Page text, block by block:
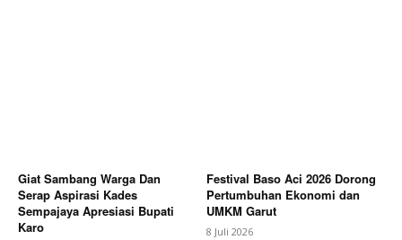
Company
Giat Sambang Warga Dan
Serap Aspirasi Kades
Sempajaya Apresiasi Bupati
Karo
Festival Baso Aci 2026 Dorong
Pertumbuhan Ekonomi dan
UMKM Garut
8 Juli 2026